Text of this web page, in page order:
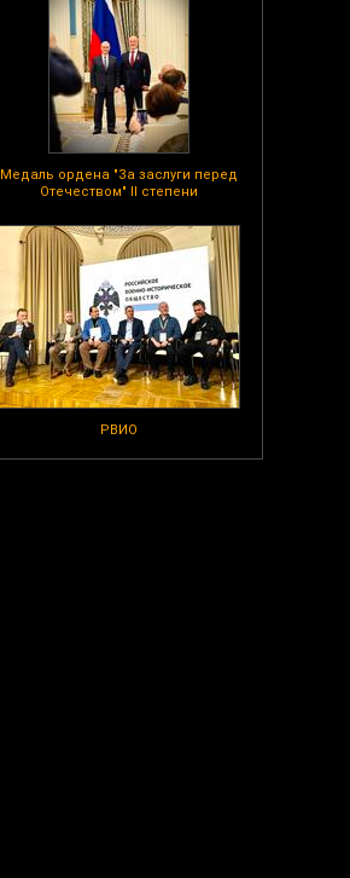
Медаль ордена "За заслуги перед
Отечеством" II степени
РВИО